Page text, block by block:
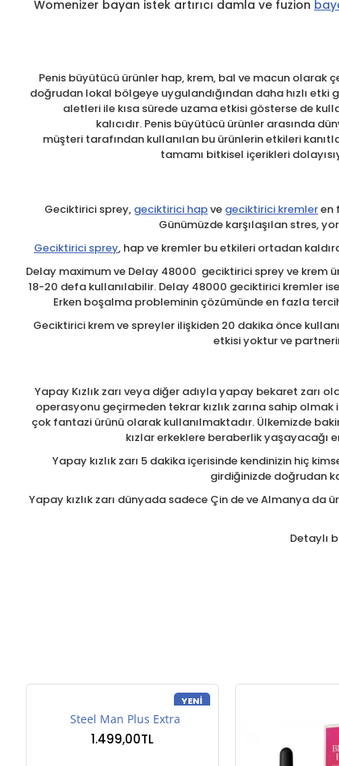
Womenizer bayan istek artırıcı damla ve fuzion
Penis büyütücü ürünler hap, krem, bal ve macun olarak
doğrudan lokal bölgeye uygulandığından daha hızlı etki
aletleri ile kısa sürede uzama etkisi gösterse de
kalıcıdır. Penis büyütücü ürünler arasında
müşteri tarafından kullanılan bu ürünlerin etkileri
tamamı bitkisel içerikleri
Geciktirici sprey, geciktirici hapve geciktirici kremleren
Günümüzde karşılaşılan stres,
Geciktirici sprey, hap ve kremler bu etkileri ortadan
Delay maximum ve Delay 48000 geciktirici sprey ve krem
18-20 defa kullanılabilir. Delay 48000 geciktirici kremler
Erken boşalma probleminin çözümünde en fazla
Geciktirici krem ve spreyler ilişkiden 20 dakika önce
etkisi yoktur ve
Yapay Kızlık zarı veya diğer adıyla yapay bekaret zarı
operasyonu geçirmeden tekrar kızlık zarına sahip
çok fantazi ürünü olarak kullanılmaktadır. Ülkemizde
kızlar erkeklere beraberlik yaşayacağı
Yapay kızlık zarı 5 dakika içerisinde kendinizin hiç
girdiğinizde doğrudan
Yapay kızlık zarı dünyada sadece Çin de ve Almanya
Detaylı
YENI
Steel Man Plus Extra
1.499,00TL